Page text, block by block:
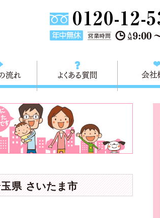
ご依頼の流れ よくある質問
県 さいたま市